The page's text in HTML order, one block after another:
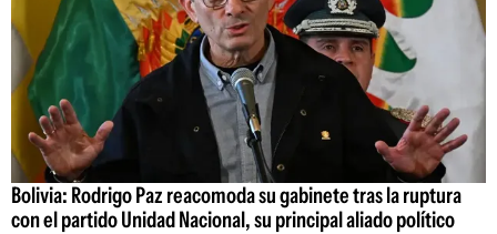
Bolivia: Rodrigo Paz reacomoda su gabinete tras la ruptura
con el partido Unidad Nacional, su principal aliado político